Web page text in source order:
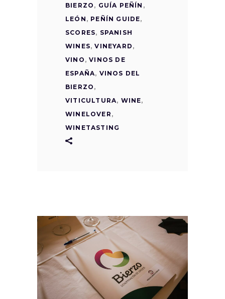
BIERZO , GUÍA PEÑÍN ,
LEÓN , PEÑÍN GUIDE,
SCORES, SPANISH
WINES,VINEYARD ,
VINO ,VINOS DE
ESPAÑA, VINOS DEL
BIERZO ,
VITICULTURA, WINE,
WINELOVER ,
WINETASTING